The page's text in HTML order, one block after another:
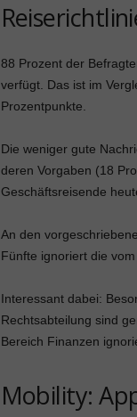
88 Prozent der
verfügt. Das ist im
Prozentpunkte.
Die weniger gute
deren Vorgaben (18
Geschäftsreisende
An den
Fünfte ignoriert die
Interessant dabei:
Rechtsabteilung sind
Bereich Finanzen
Mobility: